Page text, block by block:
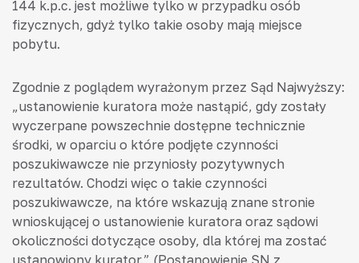
144 k.p.c. jest możliwe tylko w przypadku osób
fizycznych, gdyż tylko takie osoby mają miejsce
pobytu.
Zgodnie z poglądem wyrażonym przez Sąd Najwyższy:
„ustanowienie kuratora może nastąpić, gdy zostały
wyczerpane powszechnie dostępne technicznie
środki, w oparciu o które podjęte czynności
poszukiwawcze nie przyniosły pozytywnych
rezultatów. Chodzi więc o takie czynności
poszukiwawcze, na które wskazują znane stronie
wnioskującej o ustanowienie kuratora oraz sądowi
okoliczności dotyczące osoby, dla której ma zostać
ustanowiony kurator.” (Postanowienie SN z